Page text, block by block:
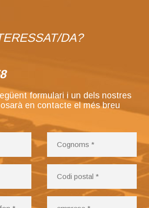
DA?
formulari i un dels nostres
en contacte el més breu